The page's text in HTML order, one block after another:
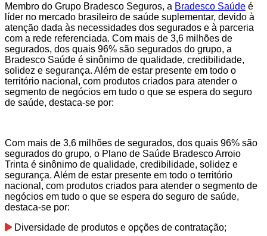
Membro do Grupo Bradesco Seguros, a Bradesco Saúde é
líder no mercado brasileiro de saúde suplementar, devido à
atenção dada às necessidades dos segurados e à parceria
com a rede referenciada. Com mais de 3,6 milhões de
segurados, dos quais 96% são segurados do grupo, a
Bradesco Saúde é sinônimo de qualidade, credibilidade,
solidez e segurança. Além de estar presente em todo o
território nacional, com produtos criados para atender o
segmento de negócios em tudo o que se espera do seguro
de saúde, destaca-se por:
Com mais de 3,6 milhões de segurados, dos quais 96% são
segurados do grupo, o Plano de Saúde Bradesco Arroio
Trinta é sinônimo de qualidade, credibilidade, solidez e
segurança. Além de estar presente em todo o território
nacional, com produtos criados para atender o segmento de
negócios em tudo o que se espera do seguro de saúde,
destaca-se por:
Diversidade de produtos e opções de contratação;